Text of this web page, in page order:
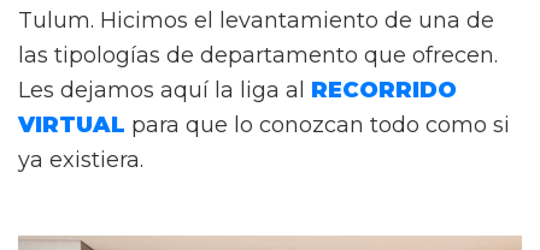
Tulum. Hicimos el levantamiento de una de
las tipologías de departamento que ofrecen.
Les dejamos aquí la liga al RECORRIDO
VIRTUAL para que lo conozcan todo como si
ya existiera.